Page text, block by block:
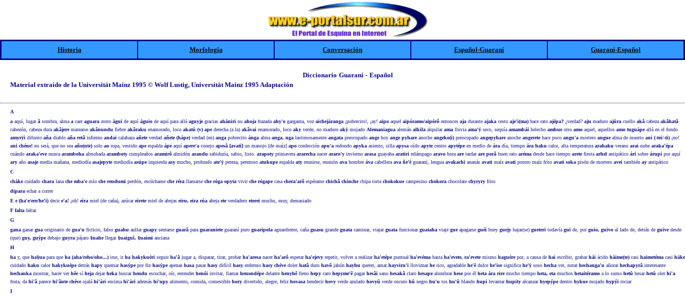
Historia Morfología Conversación Español-Guaraní Guaraní-Español
Diccionario Guaraní - Español
Material extraído de la Universität Mainz 1995 © Wolf Lustig, Universität Mainz 1995 Adaptación
A
a aquí, lugarã sombra, alma a caeraguara zorro águi de aquí águio de aquí para allá aguyjegracias ahániri no ahoja frazada ahy'o garganta, voz aichejáranga ¡pobrecito!, ¡ay! aipo aquel aipóramo/aipórõ entonces aja durante ajaka cesto aje'i(ma) hace rato ajépa? ¿verdad? aju maduro ajúra cuello akã cabeza akãhatã
cabezón, cabeza dura akãjeremarearse akãnundu fiebre akãraku enamorado, loco akatú (v) apederecha (a la) akãvai enamorado, loco aky verde, no maduro akÿ mojado Alemaniagua alemán alkila alquilarama lluvia ama'ÿ seco, sequía amambái helecho ambueotro amo aquel, aquellos amo tuguápeallá en el fondo
amyrÿi difunto aña diablo aña retã infierno andai calabaza añeteverdad añete (hápe) verdad (en) anga pobrecito ánga alma anga, nga lastimosamente angata preocupado angehoy ange pyhareanoche angeko(i) preocupado angepyhareanoche angeretehace poco angu'a mortero anguealma de muerto ani (-tei/-ti) ¡no!
ani chéne! no será, que no sea año(nte) solo ao ropa, vestido apeespalda ápeaquí apere'a conejo apesã [avati] un manojo [de maíz] apo confección apu'a redondo apyka asiento, silla apysa oído apytecentro apytépeen medio de ára día, tiempo ára haku calor, alta temperatura arahaku verano arai nube araka'épa
cuándo araka'evenunca aramboha almohada aramboty cumpleaños aramirõ almidón arandu sabiduría, sabio, listo. arapoty primavera ararecha nacerararo'y invierno arasa guayaba aratiri relámpago aravo hora aretardarare porã buen rato aréma desde hace tiempo aretefiesta arhel antipático ári sobre árupi por aquí
ary año asajemedia mañana, mediodía asajepytemediodía asúpeizquierda asy mucho, profundo ate'ÿ pereza, perezoso atukupeespalda aty reunirse, reunión ava hombre áva cabellera ava ñe'êguaraní, lengua avakachi ananás avati maíz avati pororo maíz frito avati soka pisón de mortero avei también ay antipático
C
chákecuidado chara lana che mba'emío che rendumi perdón, escúchame che réra llamarse che róga opyta vivirche rógapecasa chera'arõ espérame chichã chinchechipa torta chokokuecampesino chokora chocolate chyryry frito
dipara echar a correr
E e (ha'e/ere/he'i) decire'a! ¡oh! eíra miel (de caña), azúcareiretemiel de abejas eiru, eira rúa abeja eteverdadero eterei mucho, muy, demasiado
F falta faltar
G
gana ganargua originario de gua'u ficticio, falso guahu aullarguapy sentarse guarã para guaranieteguaraní puro guaripola aguardiente, caña guasu grande guata caminar, viajarguata funcionarguataha viaje gueapagarse guéi buey guejy bajar(se) gueteri todavía gui de, porguio, guivo al lado de, detrás de guivedesde
(que) guy, guýpedebajo guyra pájaro §uahellegar§uaiguî, §uaimi anciana
H
ha y, que ha§ua para que ha (aha/reho/oho...) irse, irha hakykuéri seguirha'ã jugar a, disparar, tirar, probarha'aresa nacerha'arõ esperarha'ejevy repetir, volver a realizarha'etépepuntual ha'evéma basta ha'evete, ra'evetemismo haguérepor, a causa de hai escribir, grabarhái ácido háime(te) casi haimetéma casi háke
cuidado haku calorhakykuépedetrás hapy quemarhasýpepor fin hasýpeapenas hasa pasarhasy difícil hasy enfermo hasy chévedolerhatã duro havõ jabón hayhu querer, amarhayviru'i lloviznarherico, agradable he'êdulce he'isesignifica he'ÿ soso hecha ver, notarhechanga'u añorarhechapyrã interesante
hechauka mostrar, hacer verhêesí heja dejarheka buscarhendu escuchar, oír, entenderhenói invitar, llamarhenondépedelante henyhêlleno hepy caro hepyme'êpagarhesãi sano hesakã claro hesapealumbrarhesepor él heta ára riremucho tiempo heta, eta muchos hetaitéramo a lo sumo hetû besarhetû olerhi'a
fruta, da hi'ã parece hi'ãnte chéveojalá hi'ári encima hi'ári además hi'upy alimento, comida, comestible hory divertido, alegre, feliz hovasa bendecirhovy verde azulado hovyû verde oscuro hû negro hu'u tos hu'û blando hupi levantarhupity alcanzarhyepýpedentro hykuemojado hypýi rociar
I